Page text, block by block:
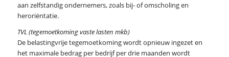
aan zelfstandig ondernemers, zoals bij- of omscholing en
heroriëntatie.
TVL (tegemoetkoming vaste lasten mkb)
De belastingvrije tegemoetkoming wordt opnieuw ingezet en
het maximale bedrag per bedrijf per drie maanden wordt